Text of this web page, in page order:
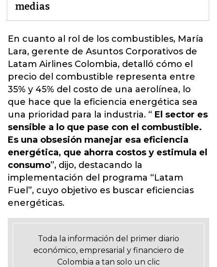
medias
En cuanto al rol de los combustibles, María
Lara, gerente de Asuntos Corporativos de
Latam Airlines Colombia, detalló cómo el
precio del combustible representa entre
35% y 45% del costo de una aerolínea, lo
que hace que la eficiencia energética sea
una prioridad para la industria. “ El sector es
sensible a lo que pase con el combustible.
Es una obsesión manejar esa eficiencia
energética, que ahorra costos y estimula el
consumo”, dijo, destacando la
implementación del programa “Latam
Fuel”, cuyo objetivo es buscar eficiencias
energéticas.
Toda la información del primer diario
económico, empresarial y financiero de
Colombia a tan solo un clic